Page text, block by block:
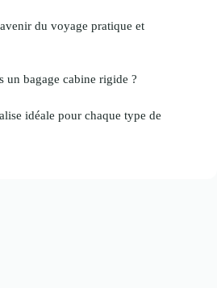
du voyage pratique et
un bagage cabine rigide ?
idéale pour chaque type de